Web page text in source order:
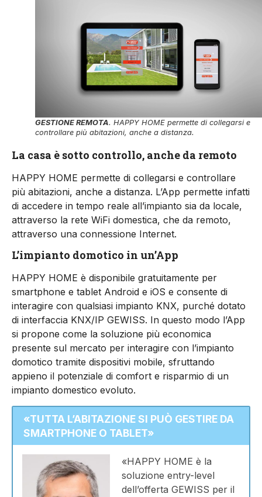
GESTIONE REMOTA. HAPPY HOME permette di collegarsi e
controllare più abitazioni, anche a distanza.
La casa è sotto controllo, anche da remoto
HAPPY HOME permette di collegarsi e controllare
più abitazioni, anche a distanza. L’App permette infatti
di accedere in tempo reale all’impianto sia da locale,
attraverso la rete WiFi domestica, che da remoto,
attraverso una connessione Internet.
L’impianto domotico in un’App
HAPPY HOME è disponibile gratuitamente per
smartphone e tablet Android e iOS e consente di
interagire con qualsiasi impianto KNX, purché dotato
di interfaccia KNX/IP GEWISS. In questo modo l’App
si propone come la soluzione più economica
presente sul mercato per interagire con l’impianto
domotico tramite dispositivi mobile, sfruttando
appieno il potenziale di comfort e risparmio di un
impianto domestico evoluto.
«TUTTA L’ABITAZIONE SI PUÒ GESTIRE DA
SMARTPHONE O TABLET»
«HAPPY HOME è la
soluzione entry-level
dell’offerta GEWISS per il